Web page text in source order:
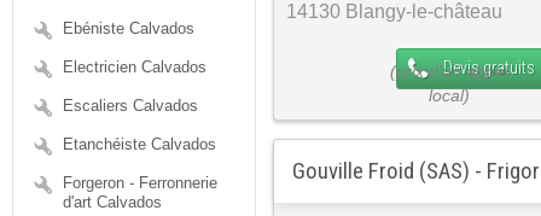
Ebéniste Calvados
Electricien Calvados
Escaliers Calvados
Etanchéiste Calvados
Forgeron - Ferronnerie
d'art Calvados
14130 Blangy-le-château
Devis gratuits
Gouville Froid (SAS) -